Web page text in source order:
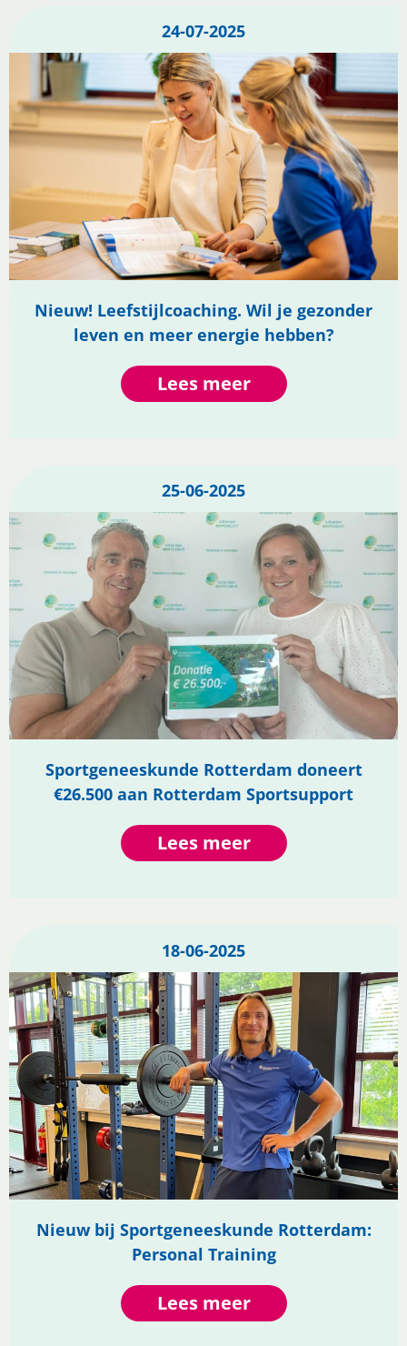
24-07-2025
Nieuw! Leefstijlcoaching. Wil je gezonder
leven en meer energie hebben?
Lees meer
25-06-2025
Sportgeneeskunde Rotterdam doneert
€26.500 aan Rotterdam Sportsupport
Lees meer
18-06-2025
Nieuw bij Sportgeneeskunde Rotterdam:
Personal Training
Lees meer